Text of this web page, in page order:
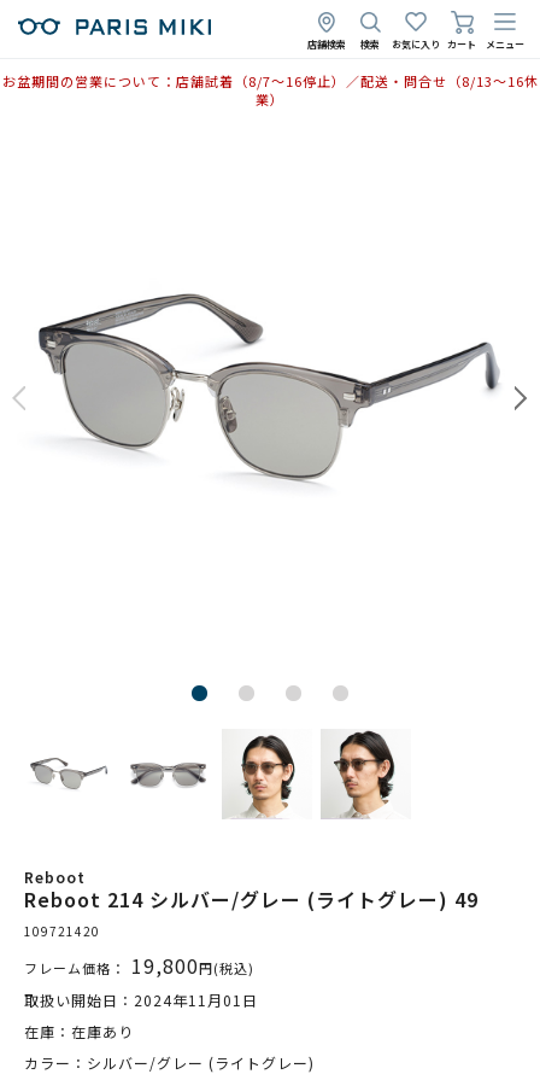
店舗検索 検索 お気に入り カート メニュー
お盆期間の営業について：店舗試着（8/7〜16停止）／配送・問合せ（8/13〜16休
業）
Reboot
Reboot 214 シルバー/グレー (ライトグレー) 49
109721420
フレーム価格： 19,800円(税込)
取扱い開始日：2024年11月01日
在庫：在庫あり
カラー：シルバー/グレー (ライトグレー)